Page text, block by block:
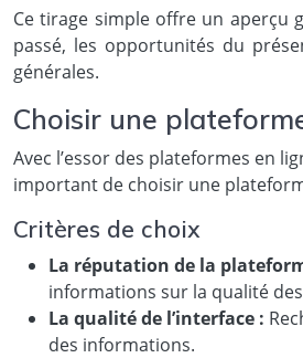
Ce tirage simple offre un aperçu
passé, les opportunités du
générales.
Choisir une
Avec l’essor des plateformes en
important de choisir une
Critères de choix
La réputation de la
informations sur la qualité
La qualité de l’interface :
des informations.